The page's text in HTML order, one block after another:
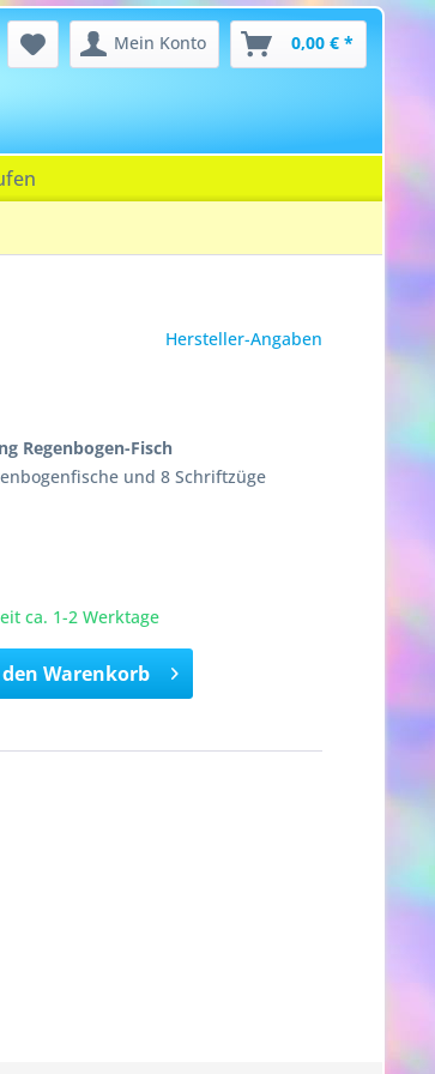
Mein Konto 0,00 € *
Hersteller-Angaben
Regenbogen-Fisch
und 8 Schriftzüge
ca. 1-2 Werktage
Warenkorb